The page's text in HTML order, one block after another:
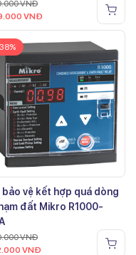
VNĐ
VNĐ
bảo vệ kết hợp quá dòng
đất Mikro R1000-
VNĐ
VNĐ